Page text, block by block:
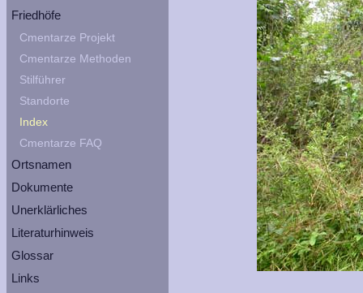
Friedhöfe
Cmentarze Projekt
Cmentarze Methoden
Stilführer
Standorte
Index
Cmentarze FAQ
Ortsnamen
Dokumente
Unerklärliches
Literaturhinweis
Glossar
Links